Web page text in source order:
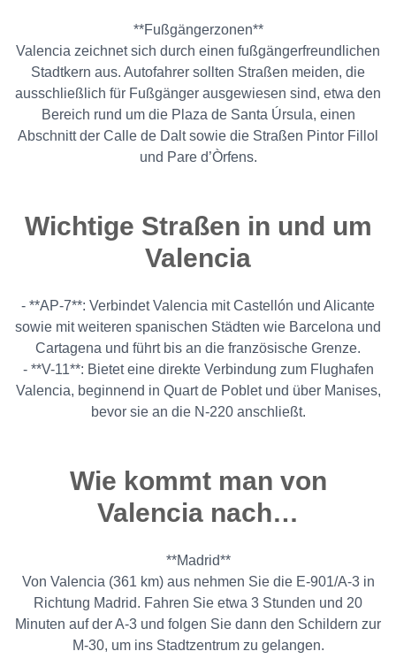
**Fußgängerzonen**
Valencia zeichnet sich durch einen fußgängerfreundlichen
Stadtkern aus. Autofahrer sollten Straßen meiden, die
ausschließlich für Fußgänger ausgewiesen sind, etwa den
Bereich rund um die Plaza de Santa Úrsula, einen
Abschnitt der Calle de Dalt sowie die Straßen Pintor Fillol
und Pare d’Òrfens.
Wichtige Straßen in und um
Valencia
- **AP-7**: Verbindet Valencia mit Castellón und Alicante
sowie mit weiteren spanischen Städten wie Barcelona und
Cartagena und führt bis an die französische Grenze.
- **V-11**: Bietet eine direkte Verbindung zum Flughafen
Valencia, beginnend in Quart de Poblet und über Manises,
bevor sie an die N-220 anschließt.
Wie kommt man von
Valencia nach…
**Madrid**
Von Valencia (361 km) aus nehmen Sie die E-901/A-3 in
Richtung Madrid. Fahren Sie etwa 3 Stunden und 20
Minuten auf der A-3 und folgen Sie dann den Schildern zur
M-30, um ins Stadtzentrum zu gelangen.